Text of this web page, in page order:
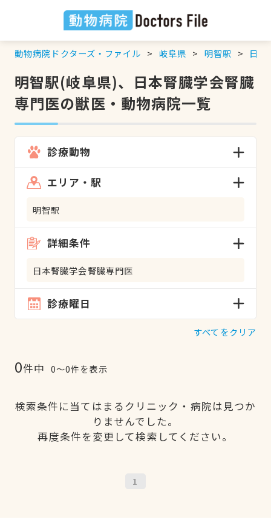
動物病院ドクターズ・ファイル 岐阜県 明智駅 日本
明智駅(岐阜県)、日本腎臓学会腎臓
専門医の獣医・動物病院一覧
診療動物
エリア・駅
明智駅
詳細条件
日本腎臓学会腎臓専門医
診療曜日
すべてをクリア
0件中 0〜0件を表示
検索条件に当てはまるクリニック・病院は見つか
りませんでした。
再度条件を変更して検索してください。
1